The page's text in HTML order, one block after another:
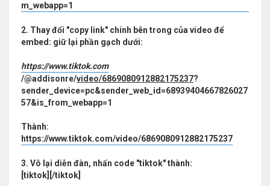
m_webapp=1
2. Thay đổi "copy link" chính bên trong của video để
embed: giữ lại phần gạch dưới:
https://www.tiktok.com
/@addisonre/video/6869080912882175237?
sender_device=pc&sender_web_id=68939404667826027
57&is_from_webapp=1
Thành:
https://www.tiktok.com/video/6869080912882175237
3. Vô lại diễn đàn, nhấn code "tiktok" thành:
[tiktok][/tiktok]